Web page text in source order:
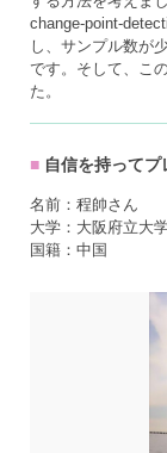
change-point-
し、サンプル数が
です。そして、こ
た。
自信を持って
名前：程帥さん
大学：大阪府立大
国籍：中国